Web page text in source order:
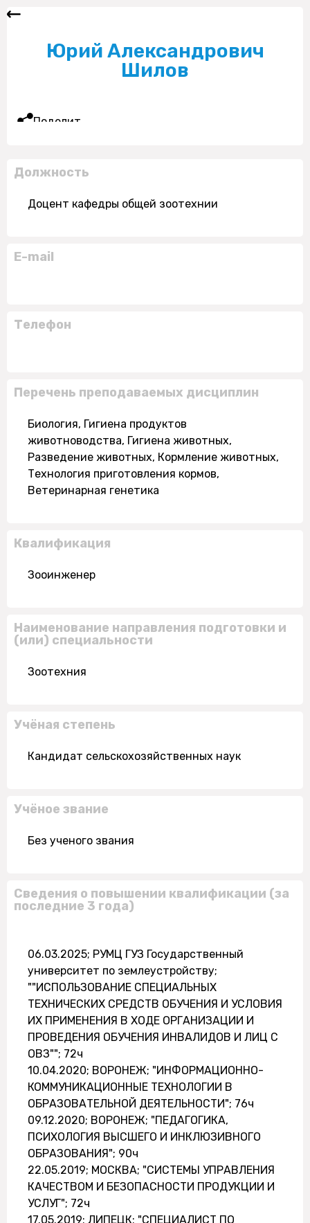
Юрий Александрович
Шилов
Поделиться
Должность
Доцент кафедры общей зоотехнии
E-mail
Телефон
Перечень преподаваемых дисциплин
Биология, Гигиена продуктов
животноводства, Гигиена животных,
Разведение животных, Кормление животных,
Технология приготовления кормов,
Ветеринарная генетика
Квалификация
Зооинженер
Наименование направления подготовки и
(или) специальности
Зоотехния
Учёная степень
Кандидат сельскохозяйственных наук
Учёное звание
Без ученого звания
Сведения о повышении квалификации (за
последние 3 года)
06.03.2025; РУМЦ ГУЗ Государственный
университет по землеустройству;
""ИСПОЛЬЗОВАНИЕ СПЕЦИАЛЬНЫХ
ТЕХНИЧЕСКИХ СРЕДСТВ ОБУЧЕНИЯ И УСЛОВИЯ
ИХ ПРИМЕНЕНИЯ В ХОДЕ ОРГАНИЗАЦИИ И
ПРОВЕДЕНИЯ ОБУЧЕНИЯ ИНВАЛИДОВ И ЛИЦ С
ОВЗ""; 72ч
10.04.2020; ВОРОНЕЖ; "ИНФОРМАЦИОННО-
КОММУНИКАЦИОННЫЕ ТЕХНОЛОГИИ В
ОБРАЗОВАТЕЛЬНОЙ ДЕЯТЕЛЬНОСТИ"; 76ч
09.12.2020; ВОРОНЕЖ; "ПЕДАГОГИКА,
ПСИХОЛОГИЯ ВЫСШЕГО И ИНКЛЮЗИВНОГО
ОБРАЗОВАНИЯ"; 90ч
22.05.2019; МОСКВА; "СИСТЕМЫ УПРАВЛЕНИЯ
КАЧЕСТВОМ И БЕЗОПАСНОСТИ ПРОДУКЦИИ И
УСЛУГ"; 72ч
17.05.2019; ЛИПЕЦК; "СПЕЦИАЛИСТ ПО